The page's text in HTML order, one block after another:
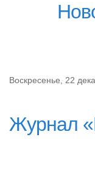
Воскресенье, 22
Журнал